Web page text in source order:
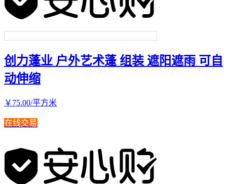
创力蓬业 户外艺术蓬 组装 遮阳遮雨 可自
动伸缩
￥ 75.00/平方米
在线交易